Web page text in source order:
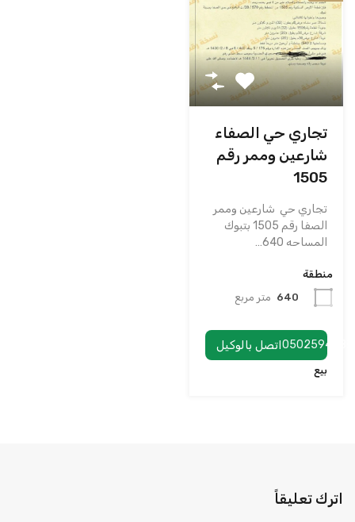
تجاري حي الصفاء
شارعين وممر رقم
1505
تجاري حي شارعين وممر
الصفا رقم 1505 بتبوك
المساحه 640…
منطقة
640 متر مربع
اتصل بالوكيل 0502594988
بيع
اترك تعليقاً